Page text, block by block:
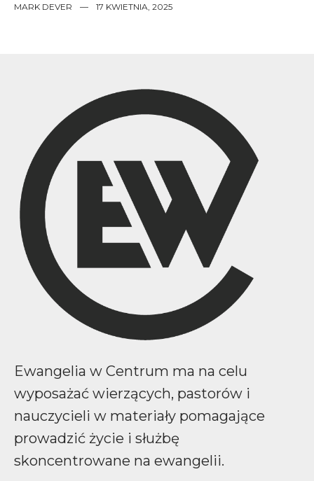
MARK DEVER — 17 KWIETNIA, 2025
Ewangelia w Centrum ma na celu
wyposażać wierzących, pastorów i
nauczycieli w materiały pomagające
prowadzić życie i służbę
skoncentrowane na ewangelii.